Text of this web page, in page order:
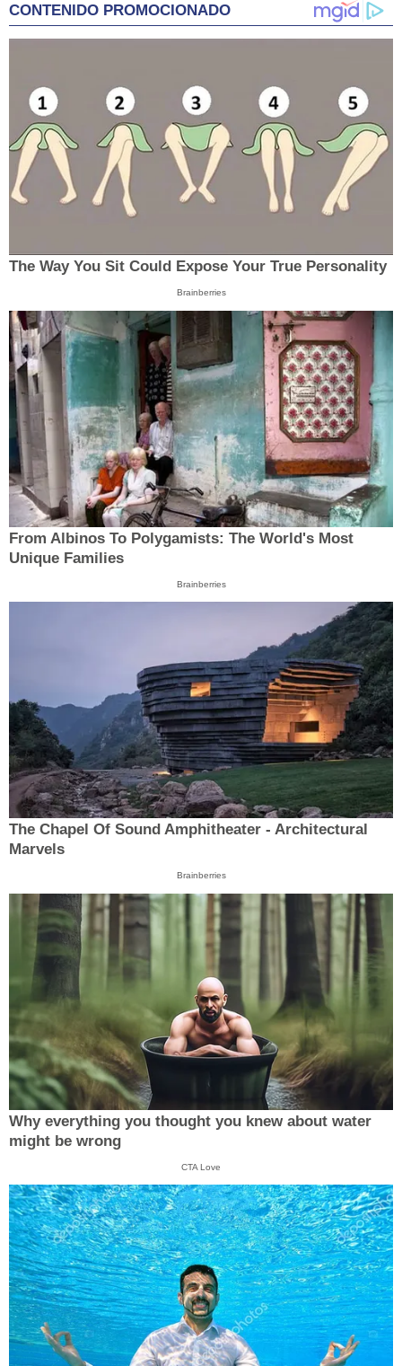
CONTENIDO PROMOCIONADO
The Way You Sit Could Expose Your True Personality
Brainberries
From Albinos To Polygamists: The World's Most
Unique Families
Brainberries
The Chapel Of Sound Amphitheater - Architectural
Marvels
Brainberries
Why everything you thought you knew about water
might be wrong
CTA Love